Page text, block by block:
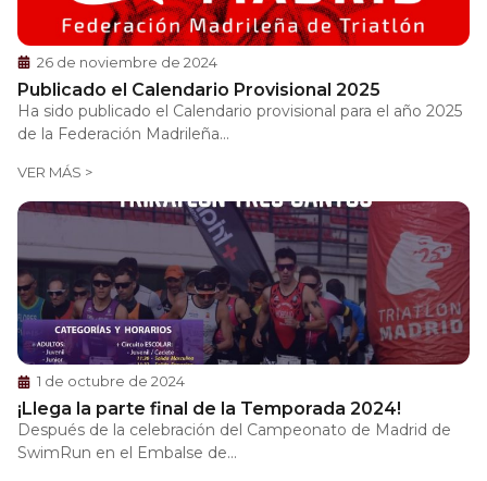
26 de noviembre de 2024
Publicado el Calendario Provisional 2025
Ha sido publicado el Calendario provisional para el año 2025
de la Federación Madrileña...
VER MÁS >
1 de octubre de 2024
¡Llega la parte final de la Temporada 2024!
Después de la celebración del Campeonato de Madrid de
SwimRun en el Embalse de...